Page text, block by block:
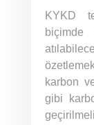
KYKD
biçimde
karbon
gibi